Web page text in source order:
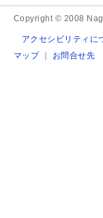
Copyright © 2008
アクセシビリティに
マップ｜ お問合せ先